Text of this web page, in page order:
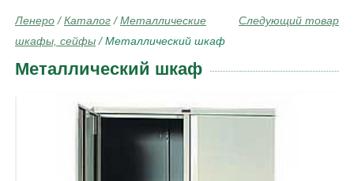
Следующий товар
Ленеро /Каталог /Металлические
шкафы, сейфы /Металлический шкаф
Металлический шкаф